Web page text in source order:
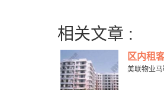
相关文章 :
区内租
美联物业